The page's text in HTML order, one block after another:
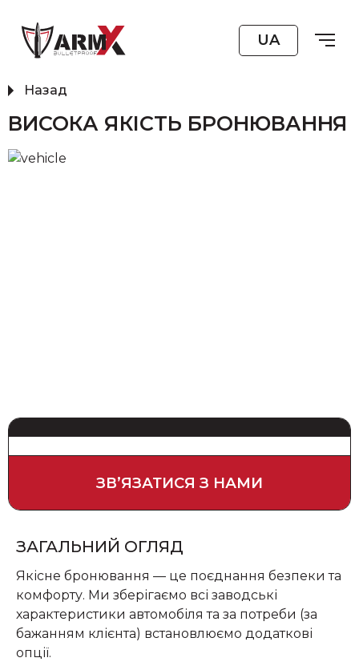
UA
Назад
ВИСОКА ЯКІСТЬ БРОНЮВАННЯ
ЗВʼЯЗАТИСЯ З НАМИ
ЗАГАЛЬНИЙ ОГЛЯД
Якісне бронювання — це поєднання безпеки та
комфорту. Ми зберігаємо всі заводські
характеристики автомобіля та за потреби (за
бажанням клієнта) встановлюємо додаткові
опції.